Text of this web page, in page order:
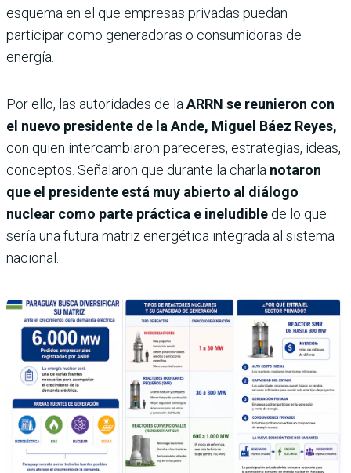
esquema en el que empresas privadas puedan
participar como generadoras o consumidoras de
energía.
Por ello, las autoridades de la ARRN se reunieron con
el nuevo presidente de la Ande, Miguel Báez Reyes,
con quien intercambiaron pareceres, estrategias, ideas,
conceptos. Señalaron que durante la charla notaron
que el presidente está muy abierto al diálogo
nuclear como parte práctica e ineludible de lo que
sería una futura matriz energética integrada al sistema
nacional.